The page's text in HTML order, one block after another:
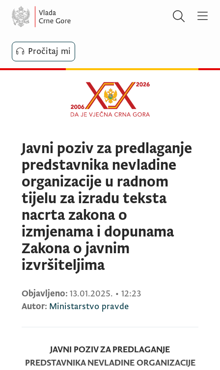
Pročitaj mi
Javni poziv za predlaganje
predstavnika nevladine
organizacije u radnom
tijelu za izradu teksta
nacrta zakona o
izmjenama i dopunama
Zakona o javnim
izvršiteljima
Objavljeno: 13.01.2025. • 12:23
Autor: Ministarstvo pravde
JAVNI POZIV ZA PREDLAGANJE
PREDSTAVNIKA NEVLADINE ORGANIZACIJE